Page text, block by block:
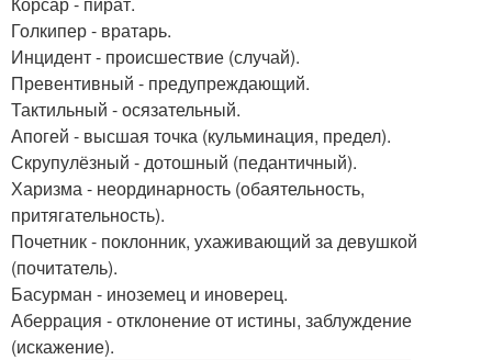
Голкипер - вратарь.
Инцидент - происшествие (случай).
Превентивный - предупреждающий.
Тактильный - осязательный.
Апогей - высшая точка (кульминация, предел).
Скрупулёзный - дотошный (педантичный).
Харизма - неординарность (обаятельность,
притягательность).
Почетник - поклонник, ухаживающий за девушкой
(почитатель).
Басурман - иноземец и иноверец.
Аберрация - отклонение от истины, заблуждение
(искажение).